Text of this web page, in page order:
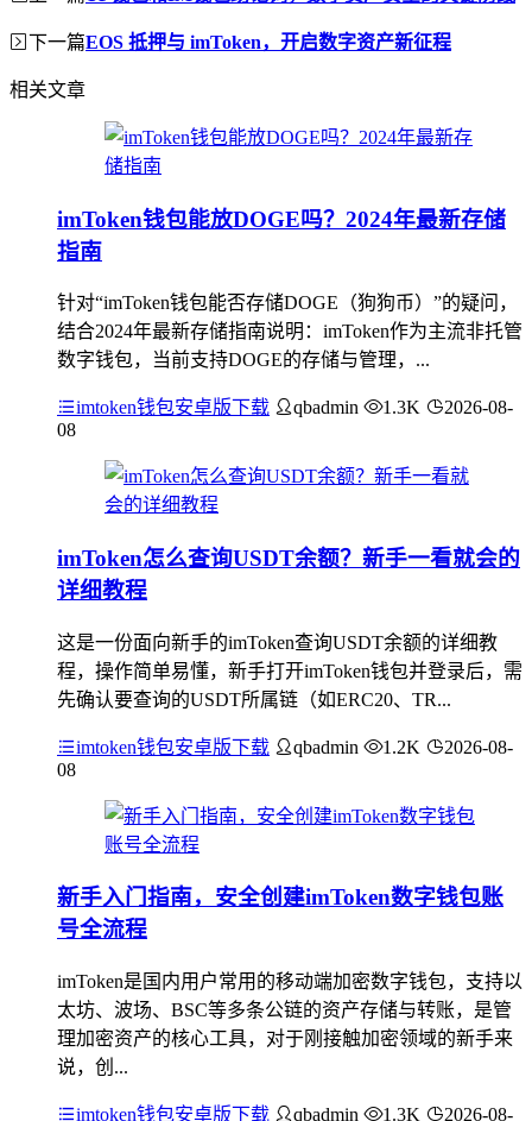
下一篇EOS 抵押与 imToken，开启数字资产新征程
相关文章
imToken钱包能放DOGE吗？2024年最新存储
指南
针对“imToken钱包能否存储DOGE（狗狗币）”的疑问，
结合2024年最新存储指南说明：imToken作为主流非托管
数字钱包，当前支持DOGE的存储与管理，...
imtoken钱包安卓版下载 qbadmin 1.3K
2026-08-
08
imToken怎么查询USDT余额？新手一看就会的
详细教程
这是一份面向新手的imToken查询USDT余额的详细教
程，操作简单易懂，新手打开imToken钱包并登录后，需
先确认要查询的USDT所属链（如ERC20、TR...
imtoken钱包安卓版下载 qbadmin 1.2K
2026-08-
08
新手入门指南，安全创建imToken数字钱包账
号全流程
imToken是国内用户常用的移动端加密数字钱包，支持以
太坊、波场、BSC等多条公链的资产存储与转账，是管
理加密资产的核心工具，对于刚接触加密领域的新手来
说，创...
imtoken钱包安卓版下载 qbadmin 1.3K
2026-08-